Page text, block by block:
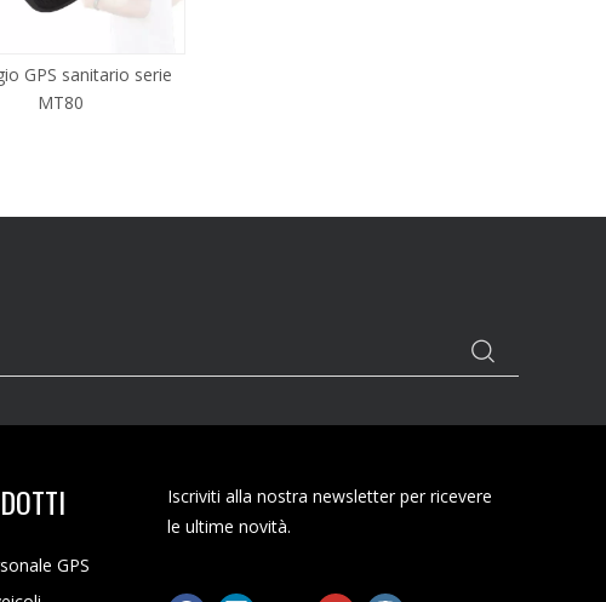
GPS sanitario serie
MT80
GPS
Iscriviti alla nostra newsletter per ricevere
le ultime novità.